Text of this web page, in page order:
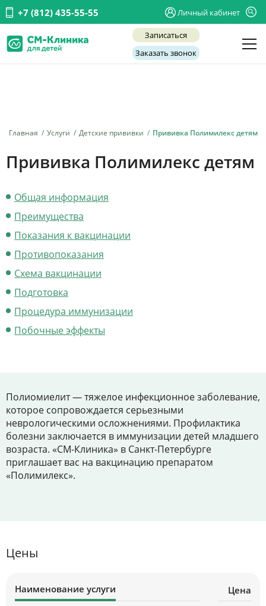
+7 (812) 435-55-55 Личный кабинет
Записаться
Заказать звонок
Главная Услуги Детские прививки Прививка Полимилекс детям
Прививка Полимилекс детям
Общая информация
Преимущества
Показания к вакцинации
Противопоказания
Схема вакцинации
Подготовка
Процедура иммунизации
Побочные эффекты
Полиомиелит — тяжелое инфекционное заболевание,
которое сопровождается серьезными
неврологическими осложнениями. Профилактика
болезни заключается в иммунизации детей младшего
возраста. «СМ-Клиника» в Санкт-Петербурге
приглашает вас на вакцинацию препаратом
«Полимилекс».
Цены
Наименование услуги Цена
Услуги
О нас
Акции
Контакты
Записаться на приём